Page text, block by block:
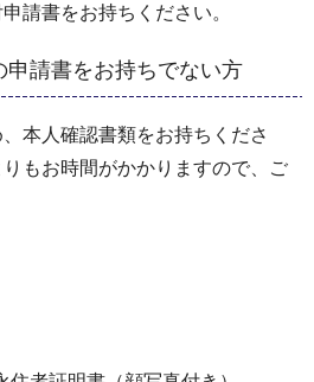
請書をお持ちください。
申請書をお持ちでない方
本人確認書類をお持ちくださ
もお時間がかかりますので、ご